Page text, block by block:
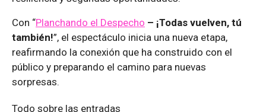
Con “Planchando el Despecho – ¡Todas vuelven, tú
también!”, el espectáculo inicia una nueva etapa,
reafirmando la conexión que ha construido con el
público y preparando el camino para nuevas
sorpresas.
Todo sobre las entradas